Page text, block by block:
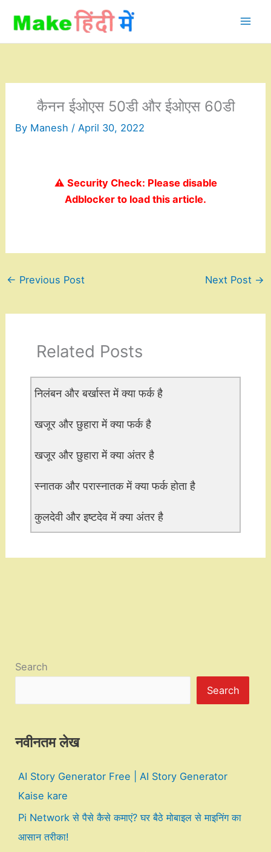
content
कैनन ईओएस 50डी और ईओएस 60डी
By Manesh /April 30, 2022
⚠️ Security Check: Please disable
Adblocker to load this article.
← Previous Post Next Post →
Related Posts
निलंबन और बर्खास्त में क्या फर्क है
खजूर और छुहारा में क्या फर्क है
खजूर और छुहारा में क्या अंतर है
स्नातक और परास्नातक में क्या फर्क होता है
कुलदेवी और इष्टदेव में क्या अंतर है
Search
Search
नवीनतम लेख
AI Story Generator Free | AI Story Generator
Kaise kare
Pi Network से पैसे कैसे कमाएं? घर बैठे मोबाइल से माइनिंग का
आसान तरीका!